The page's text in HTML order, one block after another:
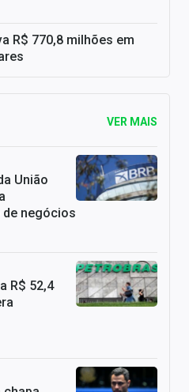
R$ 770,8 milhões em
VER MAIS
União
de negócios
R$ 52,4